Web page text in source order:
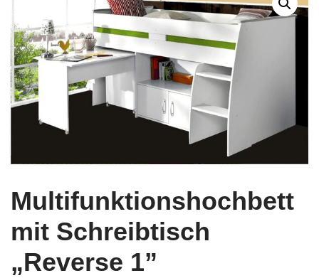
Multifunktionshochbett
mit Schreibtisch
„Reverse 1”